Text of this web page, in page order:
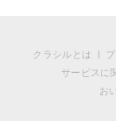
クラシルとは
サービスに
お